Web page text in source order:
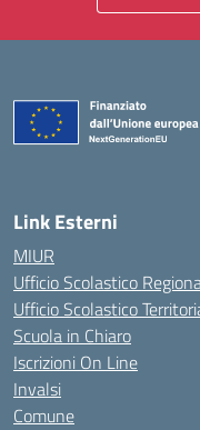
Link Esterni
MIUR
Ufficio Scolastico
Ufficio Scolastico
Scuola in Chiaro
Iscrizioni On Line
Invalsi
Comune